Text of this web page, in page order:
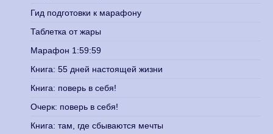
Гид подготовки к марафону
Таблетка от жары
Марафон 1:59:59
Книга: 55 дней настоящей жизни
Книга: поверь в себя!
Очерк: поверь в себя!
Книга: там, где сбываются мечты